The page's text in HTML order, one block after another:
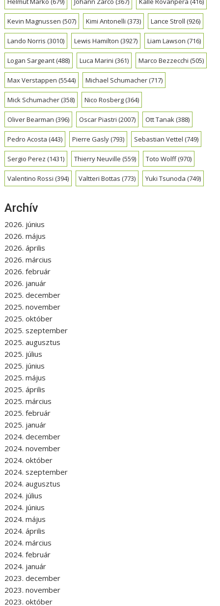
Kevin Magnussen (507) Kimi Antonelli (373) Lance Stroll (926)
Lando Norris (3010) Lewis Hamilton (3927) Liam Lawson (716)
Logan Sargeant(488) Luca Marini (361) Marco Bezzecchi (505)
Max Verstappen (5544) Michael Schumacher(717)
Mick Schumacher(358) Nico Rosberg(364)
Oliver Bearman (396) Oscar Piastri (2007) Ott Tanak(388)
Pedro Acosta (443) Pierre Gasly(793) Sebastian Vettel (749)
Sergio Perez (1431) Thierry Neuville (559) Toto Wolff(970)
Valentino Rossi (394) Valtteri Bottas (773) Yuki Tsunoda (749)
Archív
2026. június
2026. május
2026. április
2026. március
2026. február
2026. január
2025. december
2025. november
2025. október
2025. szeptember
2025. augusztus
2025. július
2025. június
2025. május
2025. április
2025. március
2025. február
2025. január
2024. december
2024. november
2024. október
2024. szeptember
2024. augusztus
2024. július
2024. június
2024. május
2024. április
2024. március
2024. február
2024. január
2023. december
2023. november
2023. október